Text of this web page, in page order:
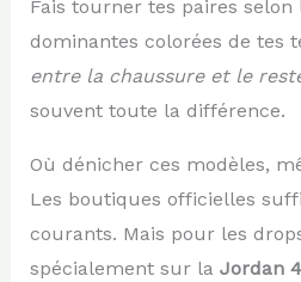
Fais tourner tes paires selon
dominantes colorées de tes
entre la chaussure et le
souvent toute la différence.
Où dénicher ces modèles,
Les boutiques officielles
courants. Mais pour les
spécialement sur la Jordan 4